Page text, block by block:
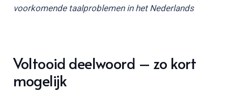
voorkomende taalproblemen in het Nederlands
Voltooid deelwoord – zo kort
mogelijk